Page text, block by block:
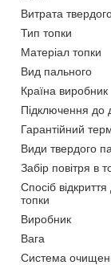
Витрата
Тип топки
Матеріал топки
Вид пального
Країна виробник
Підключення до
Гарантійний
Види твердого
Забір повітря в
Спосіб
топки
Виробник
Вага
Система